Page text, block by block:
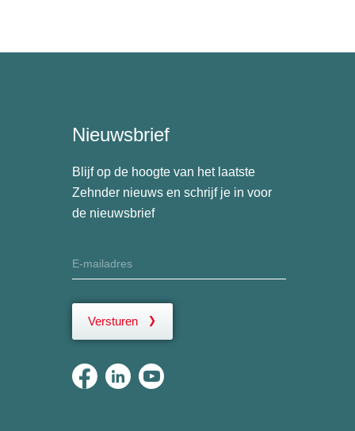
Nieuwsbrief
Blijf op de hoogte van het laatste
Zehnder nieuws en schrijf je in voor
de nieuwsbrief
Versturen